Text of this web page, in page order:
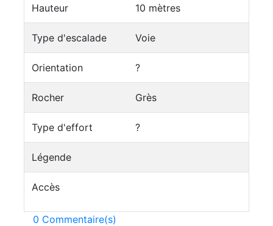
Hauteur 10 mètres
Type d'escalade Voie
Orientation ?
Rocher Grès
Type d'effort ?
Légende
Accès
0 Commentaire(s)